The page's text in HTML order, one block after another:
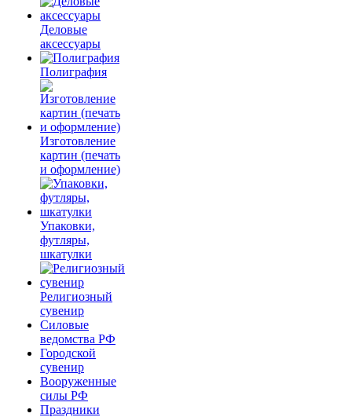
Деловые
аксессуары
Полиграфия
Изготовление
картин (печать
и оформление)
Упаковки,
футляры,
шкатулки
Религиозный
сувенир
Силовые
ведомства РФ
Городской
сувенир
Вооруженные
силы РФ
Праздники